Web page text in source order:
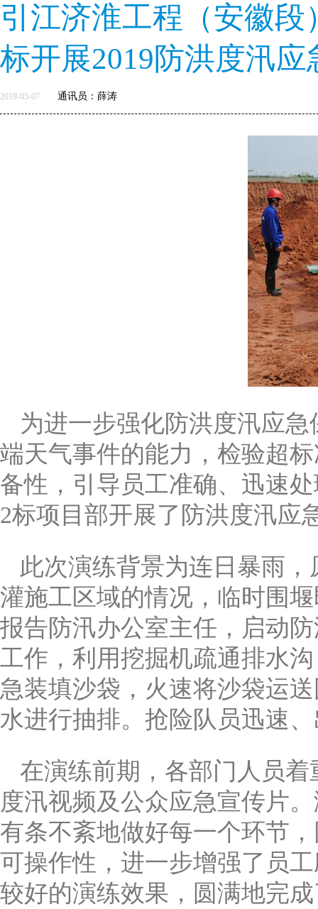
引江济淮工程（安徽段
标开展2019防洪度汛应
2019-05-07 通讯员：薛涛
为进一步强化防洪度汛应
端天气事件的能力，检验超
备性，引导员工准确、迅速
2标项目部开展了防洪度汛应
此次演练背景为连日暴雨
灌施工区域的情况，临时围
报告防汛办公室主任，启动
工作，利用挖掘机疏通排水
急装填沙袋，火速将沙袋运
水进行抽排。抢险队员迅速
在演练前期，各部门人员
度汛视频及公众应急宣传片
有条不紊地做好每一个环节
可操作性，进一步增强了员
较好的演练效果，圆满地完